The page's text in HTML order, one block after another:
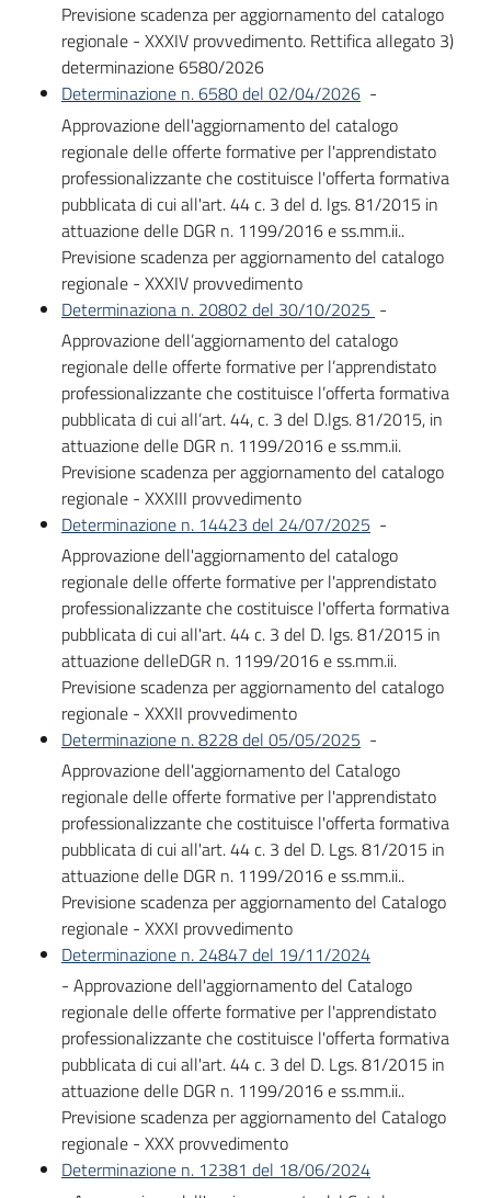
SeguiciPrevisione scadenza per aggiornamento del catalogo
regionale - XXXIV provvedimento. Rettifica allegato 3)
determinazione 6580/2026
Determinazione n. 6580 del 02/04/2026 -
Approvazione dell'aggiornamento del catalogo
regionale delle offerte formative per l'apprendistato
professionalizzante che costituisce l'offerta formativa
pubblicata di cui all'art. 44 c. 3 del d. lgs. 81/2015 in
attuazione delle DGR n. 1199/2016 e ss.mm.ii..
Previsione scadenza per aggiornamento del catalogo
regionale - XXXIV provvedimento
Determinaziona n. 20802 del 30/10/2025 -
Approvazione dell’aggiornamento del catalogo
regionale delle offerte formative per l’apprendistato
professionalizzante che costituisce l’offerta formativa
pubblicata di cui all’art. 44, c. 3 del D.lgs. 81/2015, in
attuazione delle DGR n. 1199/2016 e ss.mm.ii.
Previsione scadenza per aggiornamento del catalogo
regionale - XXXIII provvedimento
Determinazione n. 14423 del 24/07/2025 -
Approvazione dell'aggiornamento del catalogo
regionale delle offerte formative per l'apprendistato
professionalizzante che costituisce l'offerta formativa
pubblicata di cui all'art. 44 c. 3 del D. lgs. 81/2015 in
attuazione delleDGR n. 1199/2016 e ss.mm.ii.
Previsione scadenza per aggiornamento del catalogo
regionale - XXXII provvedimento
Determinazione n. 8228 del 05/05/2025 -
Approvazione dell'aggiornamento del Catalogo
regionale delle offerte formative per l'apprendistato
professionalizzante che costituisce l'offerta formativa
pubblicata di cui all'art. 44 c. 3 del D. Lgs. 81/2015 in
attuazione delle DGR n. 1199/2016 e ss.mm.ii..
Previsione scadenza per aggiornamento del Catalogo
regionale - XXXI provvedimento
Determinazione n. 24847 del 19/11/2024
- Approvazione dell'aggiornamento del Catalogo
regionale delle offerte formative per l'apprendistato
professionalizzante che costituisce l'offerta formativa
pubblicata di cui all'art. 44 c. 3 del D. Lgs. 81/2015 in
attuazione delle DGR n. 1199/2016 e ss.mm.ii..
Previsione scadenza per aggiornamento del Catalogo
regionale - XXX provvedimento
Determinazione n. 12381 del 18/06/2024